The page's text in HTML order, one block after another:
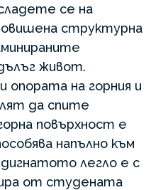
се на
структурна
живот.
опората на горния и
да спите
повърхност е
напълно към
легло е с
от студената